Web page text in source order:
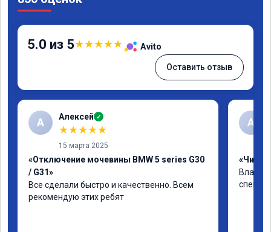
5.0 из 5★★★★★ Avito
Оставить отзыв
А Алексей ✓
★★★★★
15 марта 2025
«Отключение мочевины BMW 5 series G30
/ G31»
Все сделали быстро и качественно. Всем
рекомендую этих ребят
А
«Чип